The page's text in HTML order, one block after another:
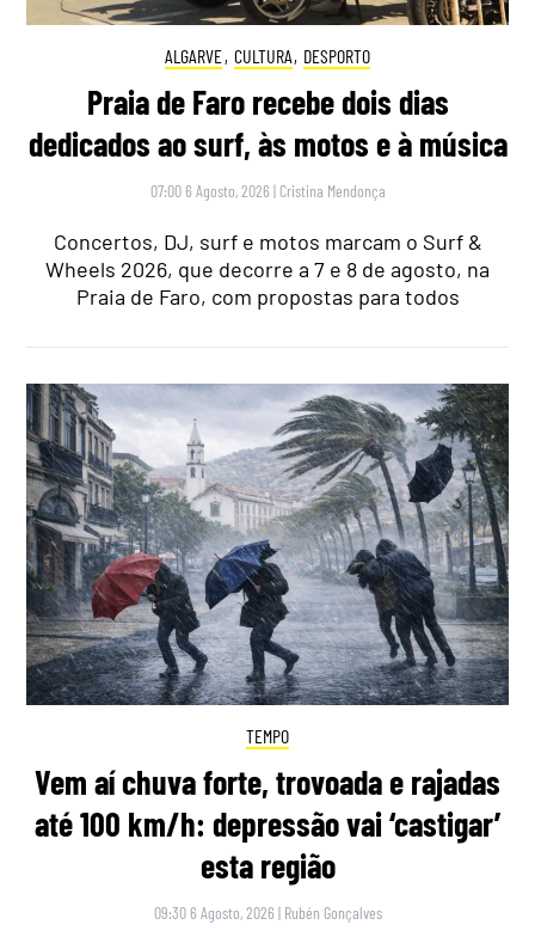
ALGARVE, CULTURA, DESPORTO
Praia de Faro recebe dois dias
dedicados ao surf, às motos e à música
07:00 6 Agosto, 2026 | Cristina Mendonça
Concertos, DJ, surf e motos marcam o Surf &
Wheels 2026, que decorre a 7 e 8 de agosto, na
Praia de Faro, com propostas para todos
TEMPO
Vem aí chuva forte, trovoada e rajadas
até 100 km/h: depressão vai ‘castigar’
esta região
09:30 6 Agosto, 2026 | Rubén Gonçalves